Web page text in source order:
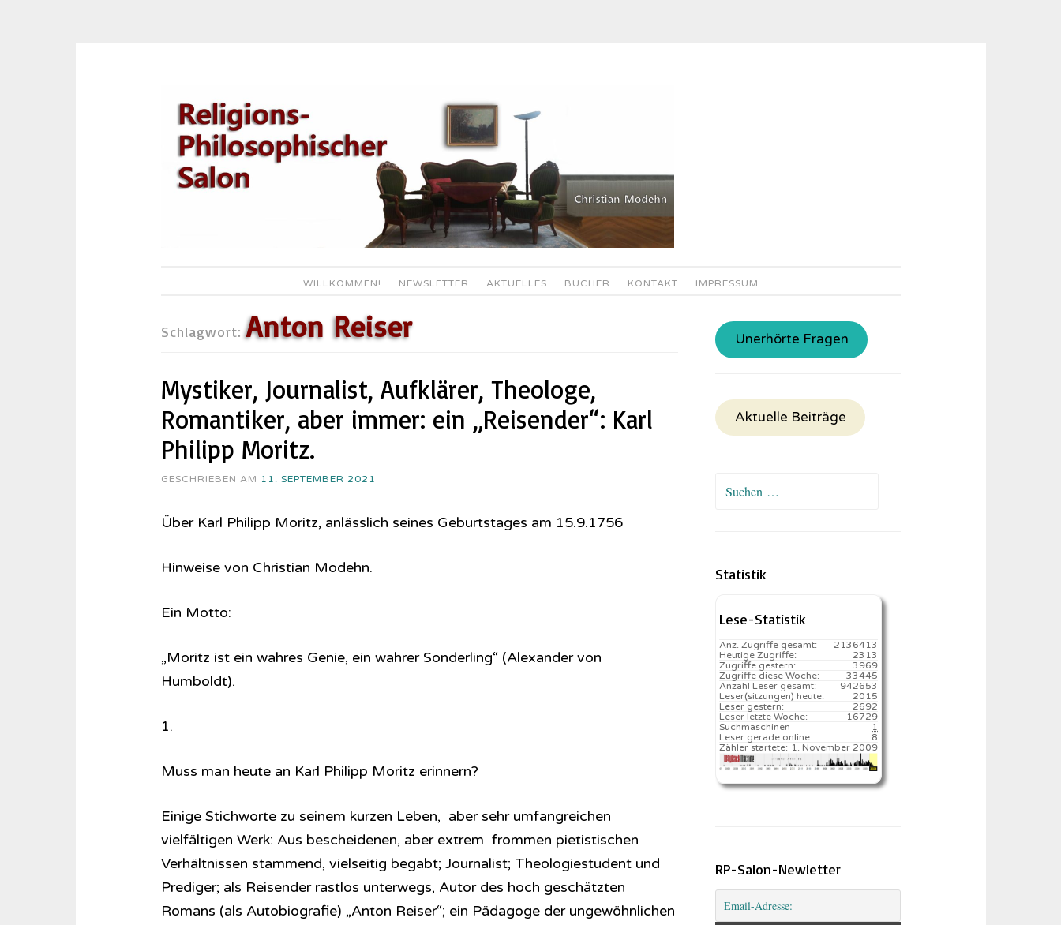
Inhalt
springen
WILLKOMMEN! NEWSLETTER AKTUELLES BÜCHER KONTAKT IMPRESSUM
Schlagwort:Anton Reiser
Mystiker, Journalist, Aufklärer, Theologe,
Romantiker, aber immer: ein „Reisender“: Karl
Philipp Moritz.
GESCHRIEBEN AM 11. SEPTEMBER 2021
Über Karl Philipp Moritz, anlässlich seines Geburtstages am 15.9.1756
Hinweise von Christian Modehn.
Ein Motto:
„Moritz ist ein wahres Genie, ein wahrer Sonderling“ (Alexander von
Humboldt).
1.
Muss man heute an Karl Philipp Moritz erinnern?
Einige Stichworte zu seinem kurzen Leben, aber sehr umfangreichen
vielfältigen Werk: Aus bescheidenen, aber extrem frommen pietistischen
Verhältnissen stammend, vielseitig begabt; Journalist; Theologiestudent und
Prediger; als Reisender rastlos unterwegs, Autor des hoch geschätzten
Romans (als Autobiografie) „Anton Reiser“; ein Pädagoge der ungewöhnlichen
Unerhörte Fragen
Aktuelle Beiträge
Suchen
Statistik
Lese-Statistik
2136413
Anz. Zugriffe gesamt:
2313
Heutige Zugriffe:
3969
Zugriffe gestern:
33445
Zugriffe diese Woche:
942653
Anzahl Leser gesamt:
2015️
Leser(sitzungen) heute:
2692
Leser gestern:
16729️
Leser letzte Woche:
1
Suchmaschinen
8
Leser gerade online:
1. November 2009
Zähler startete:
RP-Salon-Newletter